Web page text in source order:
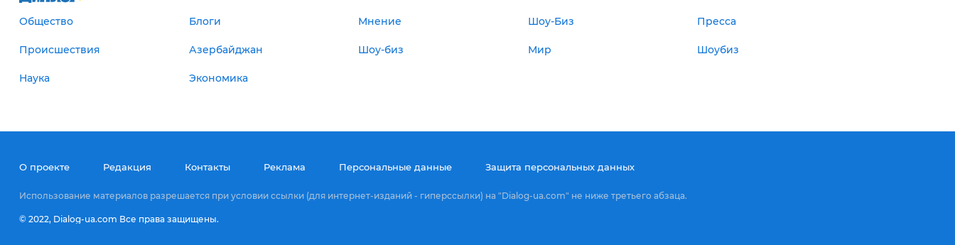
Общество Блоги Мнение Шоу-Биз Пресса
Происшествия Азербайджан Шоу-биз Мир Шоубиз
Наука Экономика
О проекте Редакция Контакты Реклама Персональные данные Защита персональных данных
Использование материалов разрешается при условии ссылки (для интернет-изданий - гиперссылки) на "Dialog-ua.com" не ниже третьего абзаца.
© 2022, Dialog-ua.сom Все права защищены.